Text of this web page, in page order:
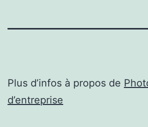
Plus d’infos à propos de
d’entreprise